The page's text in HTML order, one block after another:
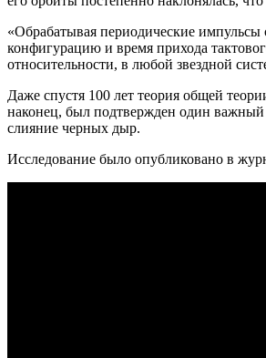
«Обрабатывая периодические
конфигурацию и время прихода
относительности, в любой звездной
Даже спустя 100 лет теория общей
наконец, был подтвержден один важный
слияние черных дыр.
Исследование было опубликовано в